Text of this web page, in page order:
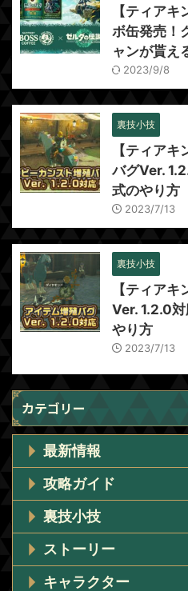
【ティア
ボ缶発売！
ャンが貰え
2023/9/8
裏技小技
【ティア
バグVer.
式のやり方
2023/7/13
裏技小技
【ティア
Ver. 1.2.0
やり方
2023/7/13
カテゴリー
最新情報
攻略ガイド
裏技小技
ストーリー
キャラクター